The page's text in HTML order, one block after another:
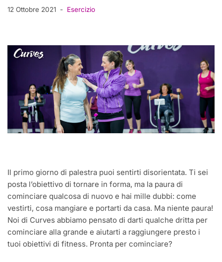
12 Ottobre 2021 Esercizio
Il primo giorno di palestra puoi sentirti disorientata. Ti sei
posta l’obiettivo di tornare in forma, ma la paura di
cominciare qualcosa di nuovo e hai mille dubbi: come
vestirti, cosa mangiare e portarti da casa. Ma niente paura!
Noi di Curves abbiamo pensato di darti qualche dritta per
cominciare alla grande e aiutarti a raggiungere presto i
tuoi obiettivi di fitness. Pronta per cominciare?